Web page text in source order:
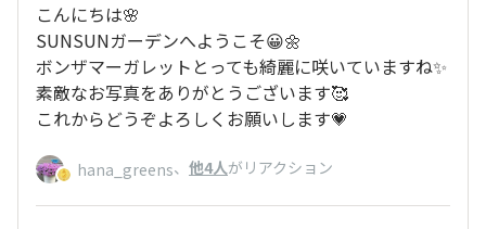
こんにちは🌸
SUNSUNガーデンへようこそ😀🌼
ボンザマーガレットとっても綺麗に咲いていますね✨
素敵なお写真をありがとうございます🥰
これからどうぞよろしくお願いします💗
hana_greens、 他4人がリアクション